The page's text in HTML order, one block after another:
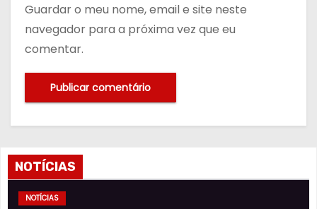
Guardar o meu nome, email e site neste
navegador para a próxima vez que eu
comentar.
NOTÍCIAS
NOTÍCIAS